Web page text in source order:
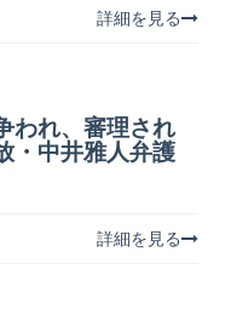
詳細を見る
われ、審理され
・中井雅人弁護
詳細を見る